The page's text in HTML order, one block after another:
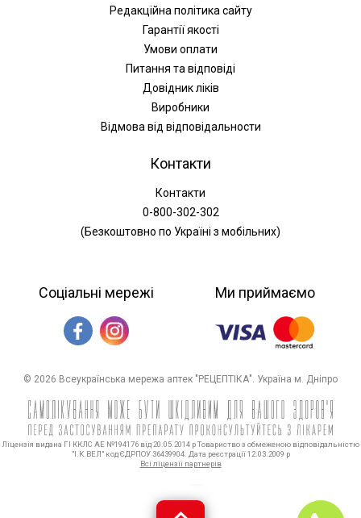
Редакційна політика сайту
Гарантії якості
Умови оплати
Питання та відповіді
Довідник ліків
Виробники
Відмова від відповідальности
Контакти
Контакти
0-800-302-302
(Безкоштовно по Україні з мобільних)
Соціальні мережі Ми приймаємо
© 2026 Всеукраїнська мережа аптек "РЕЦЕПТІКА". Україна м. Дніпро
Ліцензія видана ГІ ККЛС АЕ №194176 від 20.05.2014 р Товариство з обмеженою відповідальністю
"І.К.ВЕЛ" код ЄДРПОУ 36439904. Дата реєстрації 12.03.2009 р
Всі ліцензії партнерів